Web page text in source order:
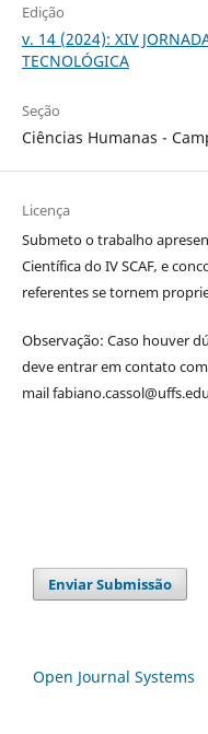
Edição
v. 14 (2024): XIV
TECNOLÓGICA
Seção
Ciências Humanas -
Licença
Submeto o trabalho
Científica do IV SCAF, e
referentes se tornem
Observação: Caso houver
deve entrar em contato
mail
Enviar Submissão
Open Journal Systems